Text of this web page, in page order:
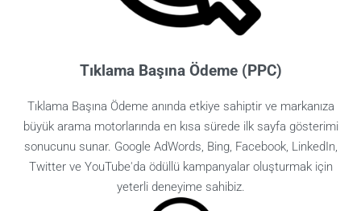
Tıklama Başına Ödeme (PPC)
Tıklama Başına Ödeme anında etkiye sahiptir ve markanıza
büyük arama motorlarında en kısa sürede ilk sayfa gösterimi
sonucunu sunar. Google AdWords, Bing, Facebook, LinkedIn,
Twitter ve YouTube'da ödüllü kampanyalar oluşturmak için
yeterli deneyime sahibiz.